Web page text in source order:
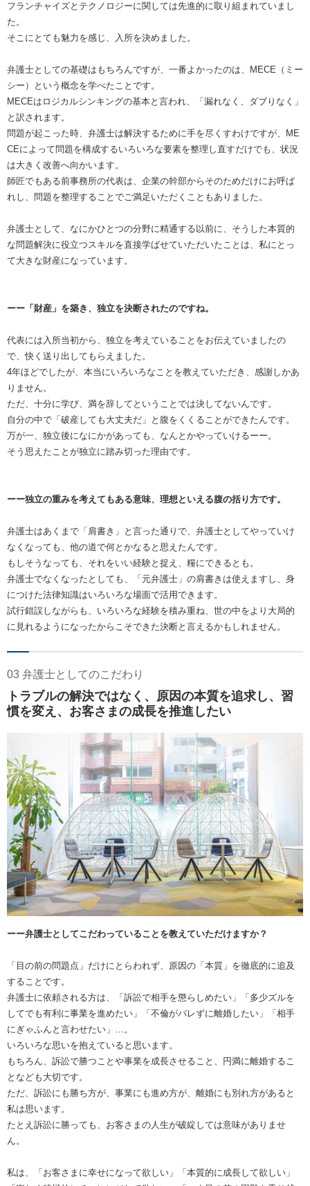
フランチャイズとテクノロジーに関しては先進的に取り組まれていまし
た。
そこにとても魅力を感じ、入所を決めました。
弁護士としての基礎はもちろんですが、一番よかったのは、MECE（ミー
シー）という概念を学べたことです。
MECEはロジカルシンキングの基本と言われ、「漏れなく、ダブりなく」
と訳されます。
問題が起こった時、弁護士は解決するために手を尽くすわけですが、ME
CEによって問題を構成するいろいろな要素を整理し直すだけでも、状況
は大きく改善へ向かいます。
師匠でもある前事務所の代表は、企業の幹部からそのためだけにお呼ば
れし、問題を整理することでご満足いただくこともありました。
弁護士として、なにかひとつの分野に精通する以前に、そうした本質的
な問題解決に役立つスキルを直接学ばせていただいたことは、私にとっ
て大きな財産になっています。
ーー「財産」を築き、独立を決断されたのですね。
代表には入所当初から、独立を考えていることをお伝えていましたの
で、快く送り出してもらえました。
4年ほどでしたが、本当にいろいろなことを教えていただき、感謝しかあ
りません。
ただ、十分に学び、満を辞してということでは決してないんです。
自分の中で「破産しても大丈夫だ」と腹をくくることができたんです。
万が一、独立後になにかがあっても、なんとかやっていけるーー。
そう思えたことが独立に踏み切った理由です。
ーー独立の重みを考えてもある意味、理想といえる腹の括り方です。
弁護士はあくまで「肩書き」と言った通りで、弁護士としてやっていけ
なくなっても、他の道で何とかなると思えたんです。
もしそうなっても、それをいい経験と捉え、糧にできるとも。
弁護士でなくなったとしても、「元弁護士」の肩書きは使えますし、身
につけた法律知識はいろいろな場面で活用できます。
試行錯誤しながらも、いろいろな経験を積み重ね、世の中をより大局的
に見れるようになったからこそできた決断と言えるかもしれません。
03 弁護士としてのこだわり
トラブルの解決ではなく、原因の本質を追求し、習
慣を変え、お客さまの成長を推進したい
ーー弁護士としてこだわっていることを教えていただけますか？
「目の前の問題点」だけにとらわれず、原因の「本質」を徹底的に追及
することです。
弁護士に依頼される方は、「訴訟で相手を懲らしめたい」「多少ズルを
してでも有利に事業を進めたい」「不倫がバレずに離婚したい」「相手
にぎゃふんと言わせたい」…。
いろいろな思いを抱えていると思います。
もちろん、訴訟で勝つことや事業を成長させること、円満に離婚するこ
となども大切です。
ただ、訴訟にも勝ち方が、事業にも進め方が、離婚にも別れ方があると
私は思います。
たとえ訴訟に勝っても、お客さまの人生が破綻しては意味がありませ
ん。
私は、「お客さまに幸せになって欲しい」「本質的に成長して欲しい」